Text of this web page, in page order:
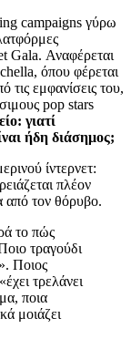
campaigns γύρω
Gala. Αναφέρεται
όπου φέρεται
τις εμφανίσεις του,
pop stars
γιατί
ήδη διάσημος;
ίντερνετ:
πλέον
από τον θόρυβο.
το πώς
τραγούδι
Ποιος
τρελάνει
ποια
μοιάζει